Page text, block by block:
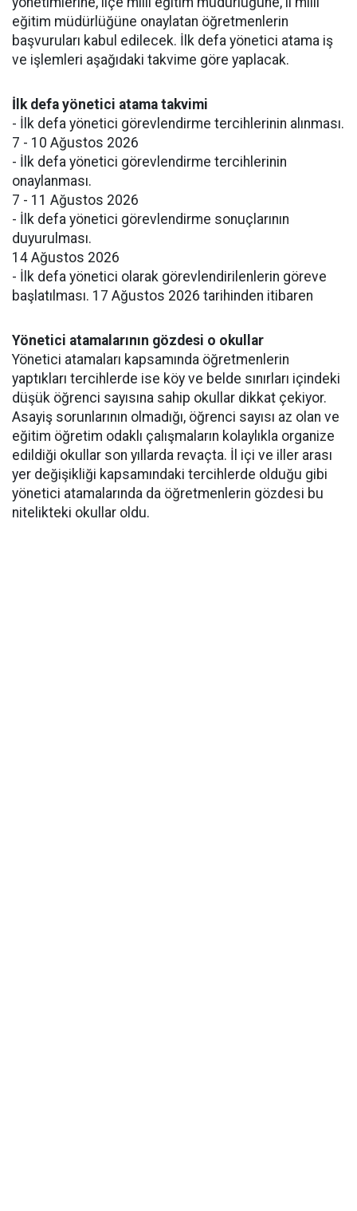
eğitim müdürlüğüne onaylatan öğretmenlerin
başvuruları kabul edilecek. İlk defa yönetici atama iş
ve işlemleri aşağıdaki takvime göre yaplacak.
İlk defa yönetici atama takvimi
- İlk defa yönetici görevlendirme tercihlerinin alınması.
7 - 10 Ağustos 2026
- İlk defa yönetici görevlendirme tercihlerinin
onaylanması.
7 - 11 Ağustos 2026
- İlk defa yönetici görevlendirme sonuçlarının
duyurulması.
14 Ağustos 2026
- İlk defa yönetici olarak görevlendirilenlerin göreve
başlatılması. 17 Ağustos 2026 tarihinden itibaren
Yönetici atamalarının gözdesi o okullar
Yönetici atamaları kapsamında öğretmenlerin
yaptıkları tercihlerde ise köy ve belde sınırları içindeki
düşük öğrenci sayısına sahip okullar dikkat çekiyor.
Asayiş sorunlarının olmadığı, öğrenci sayısı az olan ve
eğitim öğretim odaklı çalışmaların kolaylıkla organize
edildiği okullar son yıllarda revaçta. İl içi ve iller arası
yer değişikliği kapsamındaki tercihlerde olduğu gibi
yönetici atamalarında da öğretmenlerin gözdesi bu
nitelikteki okullar oldu.